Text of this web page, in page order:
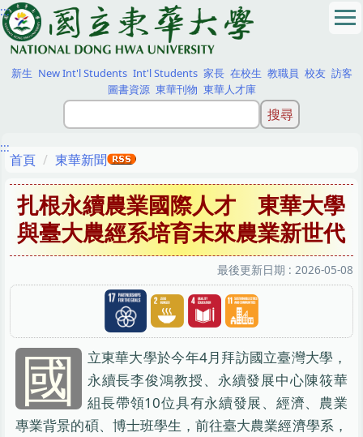
跳
到
主
要
內
:::
新生 New Int'l Students Int'l Students 家長 在校生 教職員 校友 訪客
圖書資源 東華刊物 東華人才庫
:::
首頁 東華新聞
扎根永續農業國際人才 東華大學
與臺大農經系培育未來農業新世代
最後更新日期 : 2026-05-08
國
立東華大學於今年4月拜訪國立臺灣大學，
永續長李俊鴻教授、永續發展中心陳筱華
組長帶領10位具有永續發展、經濟、農業
專業背景的碩、博士班學生，前往臺大農業經濟學系，